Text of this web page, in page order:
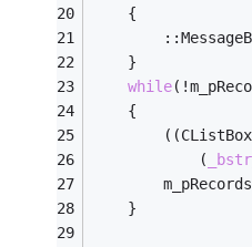
	{
}
while
	{
			(
	}